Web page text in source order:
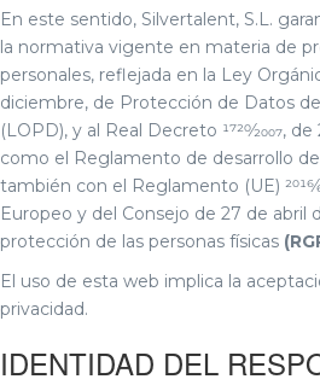
En este sentido, Silvertalent, S.L.
la normativa vigente en materia de
personales, reflejada en la Ley Orgánica
diciembre, de Protección de Datos
(LOPD), y al Real Decreto 1720⁄2007,
como el Reglamento de desarrollo
también con el Reglamento (UE)
Europeo y del Consejo de 27 de abril
protección de las personas físicas
El uso de esta web implica la
privacidad.
IDENTIDAD DEL